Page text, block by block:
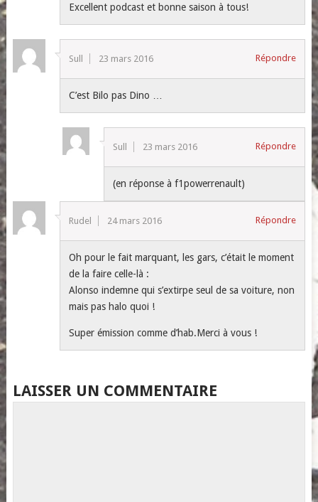
Excellent podcast et bonne saison à tous!
Sull 23 mars 2016 Répondre
C’est Bilo pas Dino …
Sull 23 mars 2016 Répondre
(en réponse à f1powerrenault)
Rudel 24 mars 2016 Répondre
Oh pour le fait marquant, les gars, c’était le moment
de la faire celle-là :
Alonso indemne qui s’extirpe seul de sa voiture, non
mais pas halo quoi !
Super émission comme d’hab.Merci à vous !
LAISSER UN COMMENTAIRE